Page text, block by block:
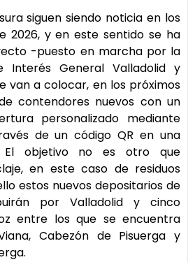
siguen siendo noticia en los
2026, y en este sentido se ha
-puesto en marcha por la
Interés General Valladolid y
van a colocar, en los próximos
contendores nuevos con un
personalizado mediante
de un código QR en una
El objetivo no es otro que
en este caso de residuos
estos nuevos depositarios de
por Valladolid y cinco
entre los que se encuentra
Cabezón de Pisuerga y